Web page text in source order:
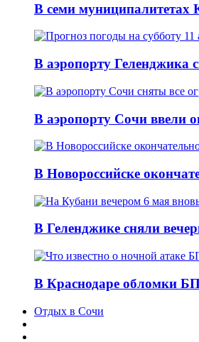
В семи муниципалитетах
В аэропорту Геленджика
В аэропорту Сочи ввели
В Новороссийске
В Геленджике сняли
В Краснодаре обломки
Отдых в Сочи